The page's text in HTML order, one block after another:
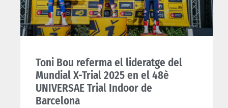
Toni Bou referma el lideratge del
Mundial X-Trial 2025 en el 48è
UNIVERSAE Trial Indoor de
Barcelona